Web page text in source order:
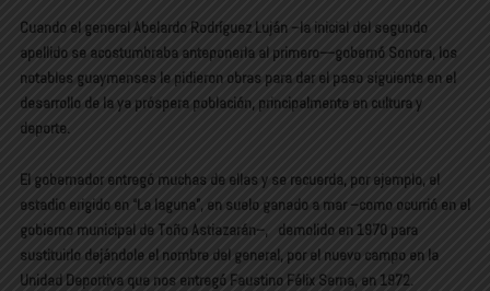
Cuando el general Abelardo Rodríguez Luján –la inicial del segundo
apellido se acostumbraba anteponerla al primero—gobernó Sonora, los
notables guaymenses le pidieron obras para dar el paso siguiente en el
desarrollo de la ya próspera población, principalmente en cultura y
deporte.
El gobernador entregó muchas de ellas y se recuerda, por ejemplo, el
estadio erigido en “La laguna”, en suelo ganado a mar –como ocurrió en el
gobierno municipal de Toño Astiazarán–, demolido en 1970 para
sustituirlo dejándole el nombre del general, por el nuevo campo en la
Unidad Deportiva que nos entregó Faustino Félix Serna, en 1972.